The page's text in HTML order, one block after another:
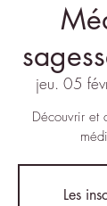
jeu. 05
Découvrir et
Les